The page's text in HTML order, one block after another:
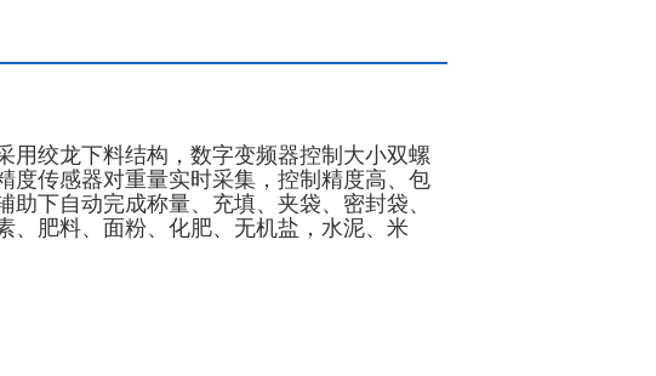
用绞龙下料结构，数字变频器控制大小双螺
度传感器对重量实时采集，控制精度高、包
下自动完成称量、充填、夹袋、密封袋、
、肥料、面粉、化肥、无机盐，水泥、米